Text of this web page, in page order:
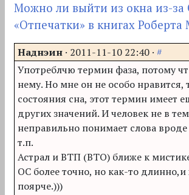
Можно ли выйти из окна из-за
«Отпечатки» в книгах
Наднэин · 2011-11-10 22:40 ·#
Употреблчю термин фаза, потому
нему. Но мне он не особо нравится,
состояния сна, этот термин имеет
других значений. И человек не в
неправильно понимает слова
т.п.
Астрал иВТП (ВТО) ближе к
ОС более точно, но как-то длинно,и
поярче.)))